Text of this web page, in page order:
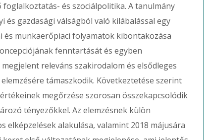
és szociálpolitika. A tanulmány
gazdasági válságból való kilábalással egy
munkaerőpiaci folyamatok kibontakozása
fenntartását és egyben
releváns szakirodalom és elsődleges
támaszkodik. Következtetése szerint
megőrzése szorosan összekapcsolódik
tényezőkkel. Az elemzésnek külön
elképzelések alakulása, valamint 2018 májusára